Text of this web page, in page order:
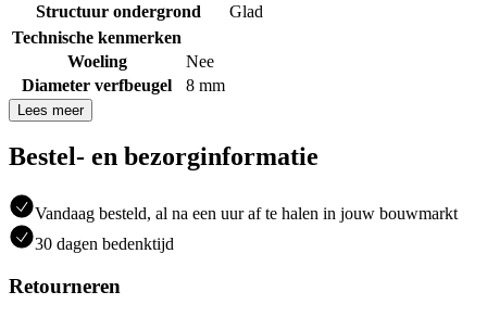
Structuur ondergrond
Glad
Technische kenmerken
Woeling
Nee
Diameter verfbeugel
8 mm
Lees meer
Bestel- en bezorginformatie
Vandaag besteld, al na een uur af te halen in jouw bouwmarkt
30 dagen bedenktijd
Retourneren